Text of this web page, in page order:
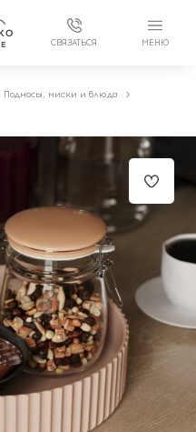
СВЯЗАТЬСЯ МЕНЮ
Подносы, миски и блюда